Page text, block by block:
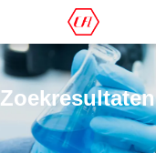
Zoekresultaten